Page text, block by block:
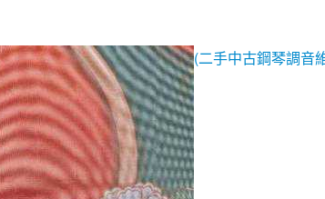
(二手中古鋼琴調音